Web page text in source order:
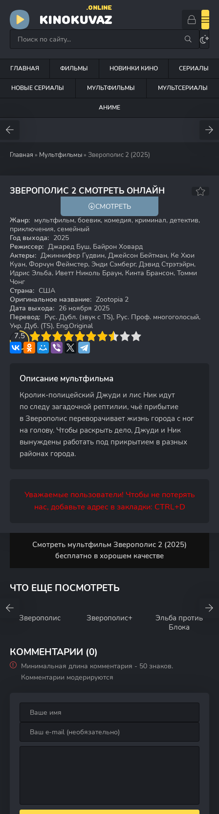
KINOKUVAZ
.ONLINE
ГЛАВНАЯ ФИЛЬМЫ НОВИНКИ КИНО СЕРИАЛЫ
НОВЫЕ СЕРИАЛЫ МУЛЬТФИЛЬМЫ МУЛЬТСЕРИАЛЫ
АНИМЕ
Главная » Мультфильмы » Зверополис 2 (2025)
ЗВЕРОПОЛИС 2 СМОТРЕТЬ ОНЛАЙН
СМОТРЕТЬ
Жанр: мультфильм, боевик, комедия, криминал, детектив,
приключения, семейный
Год выхода: 2025
Режиссер: Джаред Буш, Байрон Ховард
Актеры: Джиннифер Гудвин, Джейсон Бейтман, Ке Хюи
Куан, Форчун Феймстер, Энди Сэмберг, Дэвид Стрэтэйрн,
Идрис Эльба, Иветт Николь Браун, Кинта Брансон, Томми
Чонг
Страна: США
Оригинальное название: Zootopia 2
Дата выхода: 26 ноября 2025
Перевод: Рус. Дубл. (звук с TS), Рус. Проф. многоголосый,
Укр. Дуб. (TS), Eng.Original
7.5
4 5 6 7 8 9 10
Описание мультфильма
Кролик-полицейский Джуди и лис Ник идут
по следу загадочной рептилии, чьё прибытие
в Зверополис переворачивает жизнь города с ног
на голову. Чтобы раскрыть дело, Джуди и Ник
вынуждены работать под прикрытием в разных
районах города.
Уважаемые пользователи! Чтобы не потерять
нас, добавьте адрес в закладки: CTRL+D
Смотреть мультфильм Зверополис 2 (2025)
бесплатно в хорошем качестве
ЧТО ЕЩЕ ПОСМОТРЕТЬ
Зверополис Зверополис+
Эльба против
Блока
КОММЕНТАРИИ (0)
Минимальная длина комментария - 50 знаков.
Комментарии модерируются